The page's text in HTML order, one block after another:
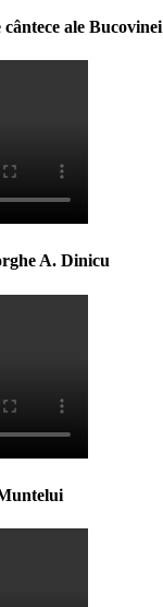
ale Bucovinei
A. Dinicu